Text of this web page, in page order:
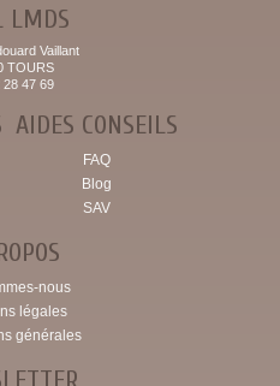
LMDS
Vaillant
TOURS
28 47 69
AIDES CONSEILS
FAQ
Blog
SAV
nous
légales
générales